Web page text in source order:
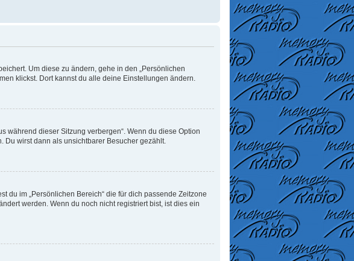
Um diese zu ändern, gehe in den „Persönlichen
klickst. Dort kannst du alle deine Einstellungen ändern.
während dieser Sitzung verbergen“. Wenn du diese Option
wirst dann als unsichtbarer Besucher gezählt.
du im „Persönlichen Bereich“ die für dich passende Zeitzone
werden. Wenn du noch nicht registriert bist, ist dies ein